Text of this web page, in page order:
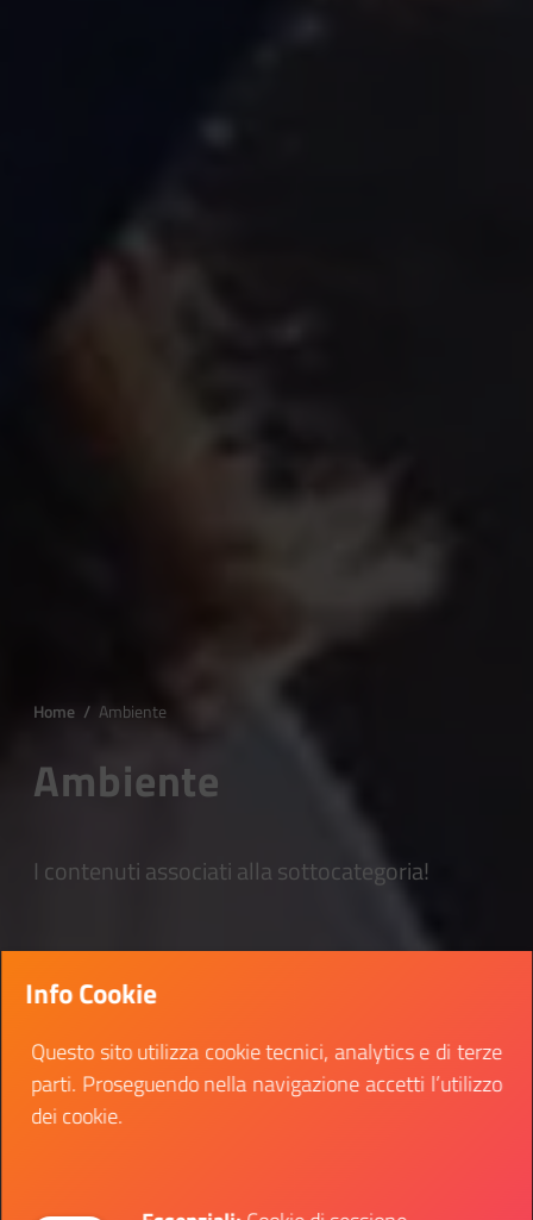
Home / Ambiente
Ambiente
I contenuti associati alla sottocategoria!
Info Cookie
Questo sito utilizza cookie tecnici, analytics e di terze
parti. Proseguendo nella navigazione accetti l’utilizzo
dei cookie.